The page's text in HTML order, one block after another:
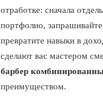
отработке: сначала
портфолио,
превратите навыки в
сделают вас мастером
барбер
преимуществом.